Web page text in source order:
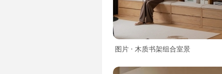
图片 · 木质书架组合室景